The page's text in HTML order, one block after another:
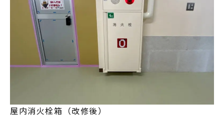
屋内消火栓箱（改修後）